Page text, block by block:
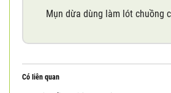
Mụn dừa dùng làm lót chuồng
Có liên quan